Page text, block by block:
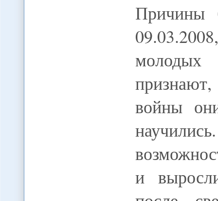
Причины
войны
и